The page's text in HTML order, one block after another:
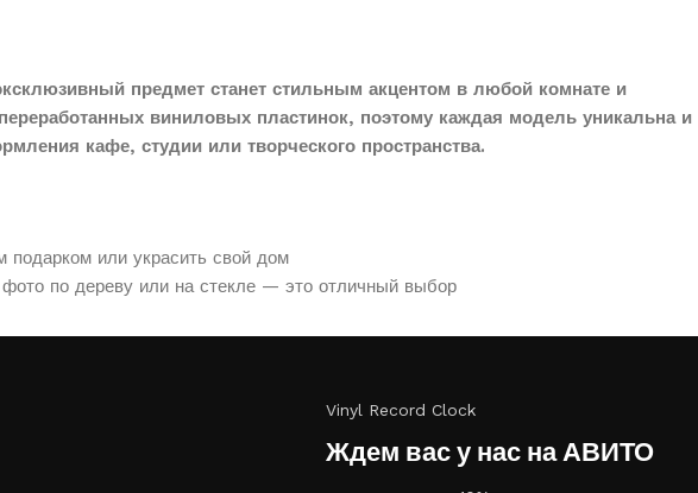
предмет станет стильным акцентом в любой комнате и
виниловых пластинок, поэтому каждая модель уникальна и
кафе, студии или творческого пространства.
подарком или украсить свой дом
фото по дереву или на стекле — это отличный выбор
Vinyl Record Clock
Ждем вас у нас на АВИТО